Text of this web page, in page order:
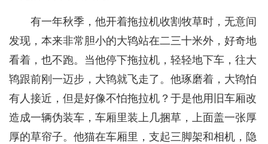
有一年秋季，他开着拖拉机收割牧草时，无意间
发现，本来非常胆小的大鸨站在二三十米外，好奇地
看着，也不跑。当他停下拖拉机，轻轻地下车，往大
鸨跟前刚一迈步，大鸨就飞走了。他琢磨着，大鸨怕
有人接近，但是好像不怕拖拉机？于是他用旧车厢改
造成一辆伪装车，车厢里装上几捆草，上面盖一张厚
厚的草帘子。他猫在车厢里，支起三脚架和相机，隐